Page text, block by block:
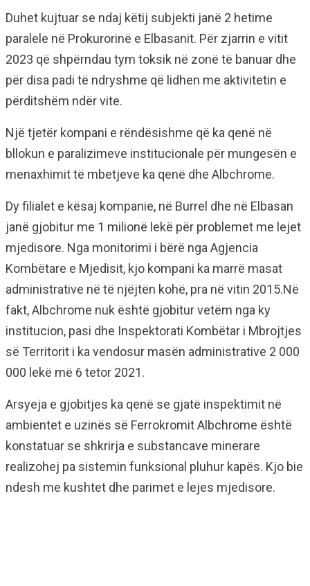
Duhet kujtuar se ndaj këtij subjekti janë 2 hetime
paralele në Prokurorinë e Elbasanit. Për zjarrin e vitit
2023 që shpërndau tym toksik në zonë të banuar dhe
për disa padi të ndryshme që lidhen me aktivitetin e
përditshëm ndër vite.
Një tjetër kompani e rëndësishme që ka qenë në
bllokun e paralizimeve institucionale për mungesën e
menaxhimit të mbetjeve ka qenë dhe Albchrome.
Dy filialet e kësaj kompanie, në Burrel dhe në Elbasan
janë gjobitur me 1 milionë lekë për problemet me lejet
mjedisore. Nga monitorimi i bërë nga Agjencia
Kombëtare e Mjedisit, kjo kompani ka marrë masat
administrative në të njëjtën kohë, pra në vitin 2015.Në
fakt, Albchrome nuk është gjobitur vetëm nga ky
institucion, pasi dhe Inspektorati Kombëtar i Mbrojtjes
së Territorit i ka vendosur masën administrative 2 000
000 lekë më 6 tetor 2021.
Arsyeja e gjobitjes ka qenë se gjatë inspektimit në
ambientet e uzinës së Ferrokromit Albchrome është
konstatuar se shkrirja e substancave minerare
realizohej pa sistemin funksional pluhur kapës. Kjo bie
ndesh me kushtet dhe parimet e lejes mjedisore.